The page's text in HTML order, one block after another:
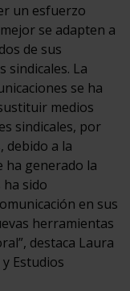
un esfuerzo
se adapten a
de sus
sindicales. La
se ha
medios
sindicales, por
debido a la
ha generado la
ha sido
en sus
herramientas
destaca Laura
Estudios